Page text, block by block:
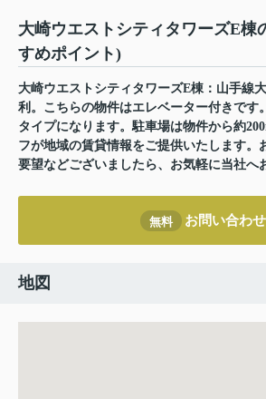
大崎ウエストシティタワーズE棟
すめポイント)
大崎ウエストシティタワーズE棟：山手線
利。こちらの物件はエレベーター付きです
タイプになります。駐車場は物件から約
フが地域の賃貸情報をご提供いたします。
要望などございましたら、お気軽に当社へ
無料 お問い合わせ
地図